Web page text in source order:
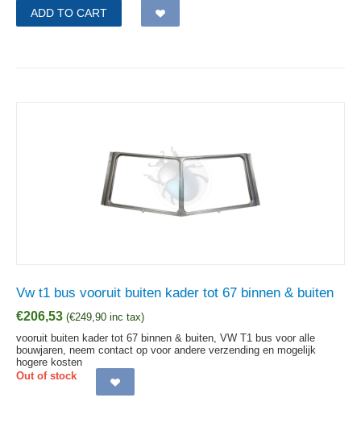
ADD TO CART
Vw t1 bus vooruit buiten kader tot 67 binnen & buiten
€206,53 (€249,90 inc tax)
vooruit buiten kader tot 67 binnen & buiten, VW T1 bus voor alle
bouwjaren, neem contact op voor andere verzending en mogelijk
hogere kosten
Out of stock